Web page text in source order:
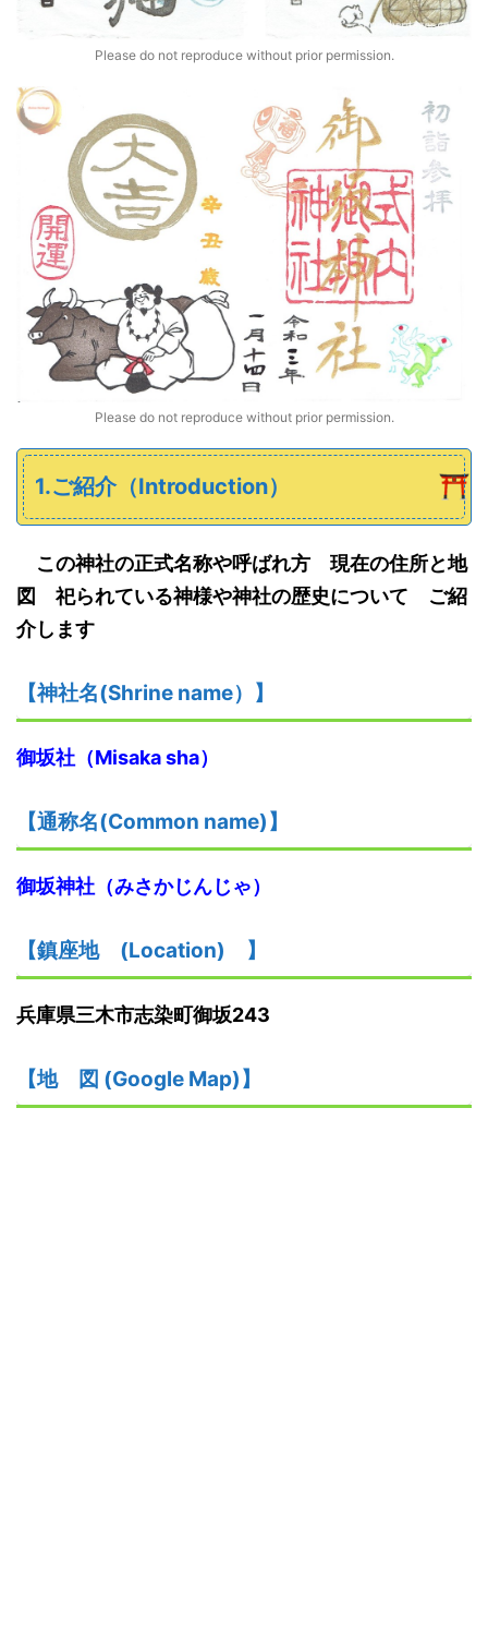
Please do not reproduce without prior permission.
Please do not reproduce without prior permission.
1.ご紹介（Introduction）
この神社の正式名称や呼ばれ方 現在の住所と地
図 祀られている神様や神社の歴史について ご紹
介します
【神社名(Shrine name） 】
御坂社 （Misaka sha）
【通称名(Common name) 】
御坂神社（みさかじんじゃ）
【鎮座地 (Location) 】
兵庫県三木市志染町御坂243
【地 図 (Google Map) 】